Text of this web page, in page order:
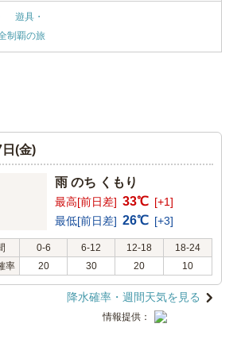
遊具・
制覇の旅
(金)
雨 のち くもり
最高[前日差] 33℃ [+1]
最低[前日差] 26℃ [+3]
0-6 6-12 12-18
18-24
率
20 30 20 10
降水確率・週間天気を見る
情報提供：